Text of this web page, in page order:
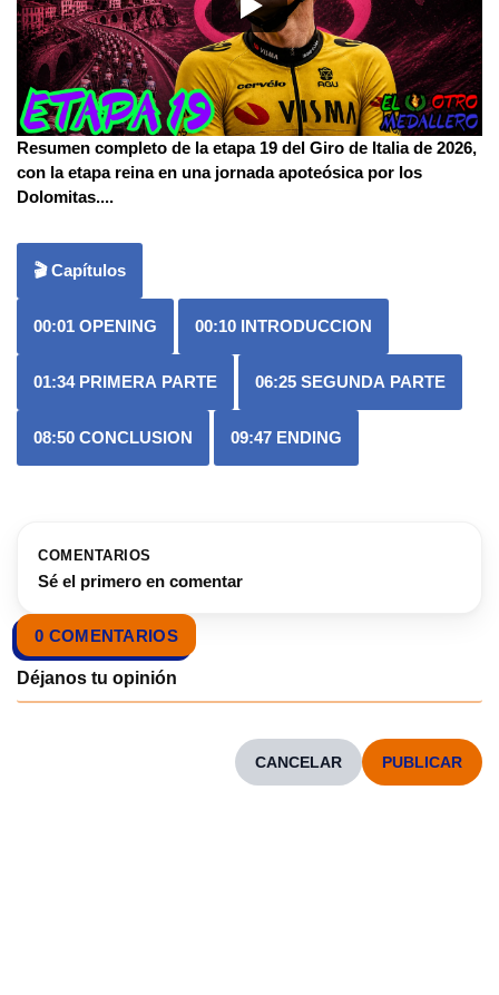
Resumen completo de la etapa 19 del Giro de Italia de 2026,
con la etapa reina en una jornada apoteósica por los
Dolomitas....
🎬 Capítulos
00:01 OPENING 00:10 INTRODUCCION
01:34 PRIMERA PARTE 06:25 SEGUNDA PARTE
08:50 CONCLUSION 09:47 ENDING
COMENTARIOS
Sé el primero en comentar
0 COMENTARIOS
CANCELAR